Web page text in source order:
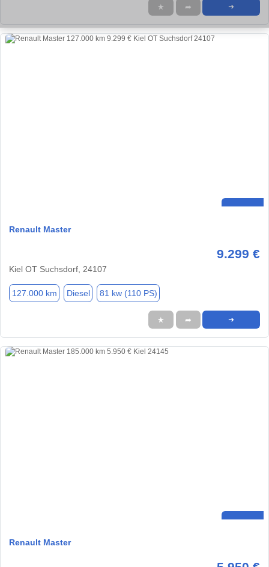
★ ➦ ➜
Renault Master
9.299 €
Kiel OT Suchsdorf, 24107
127.000 km Diesel 81 kw (110 PS)
★ ➦ ➜
Renault Master